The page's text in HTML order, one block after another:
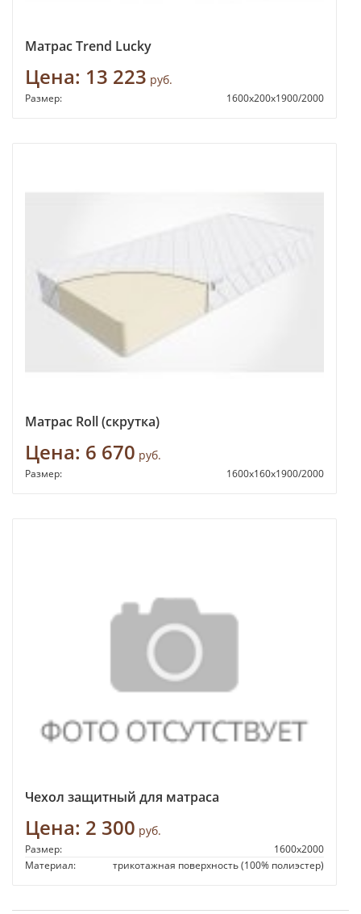
Матрас Trend Lucky
Цена: 13 223 руб.
Размер: 1600х200х1900/2000
Матрас Roll (скрутка)
Цена: 6 670 руб.
Размер: 1600х160х1900/2000
Чехол защитный для матраса
Цена: 2 300 руб.
Размер:
1600х2000
Материал:
трикотажная поверхность (100% полиэстер)